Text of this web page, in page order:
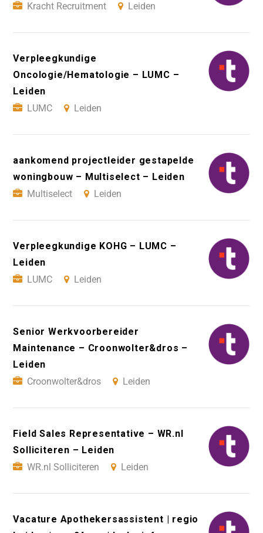
Kracht Recruitment
Leiden
Verpleegkundige
Oncologie/Hematologie – LUMC –
Leiden
LUMC
Leiden
aankomend projectleider gestapelde
woningbouw – Multiselect – Leiden
Multiselect
Leiden
Verpleegkundige KOHG – LUMC –
Leiden
LUMC
Leiden
Senior Werkvoorbereider
Maintenance – Croonwolter&dros –
Leiden
Croonwolter&dros
Leiden
Field Sales Representative – WR.nl
Solliciteren – Leiden
WR.nl Solliciteren
Leiden
Vacature Apothekersassistent | regio